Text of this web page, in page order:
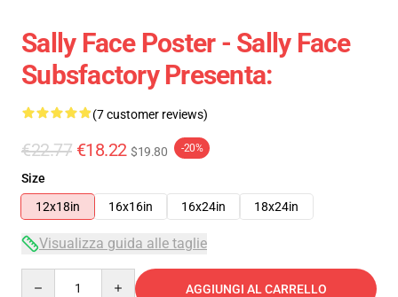
Sally Face Poster - Sally Face
Subsfactory Presenta:
(7 customer reviews)
€22.77 €18.22 $19.80 -20%
Size
12x18in
16x16in 16x24in 18x24in
Visualizza guida alle taglie
AGGIUNGI AL CARRELLO